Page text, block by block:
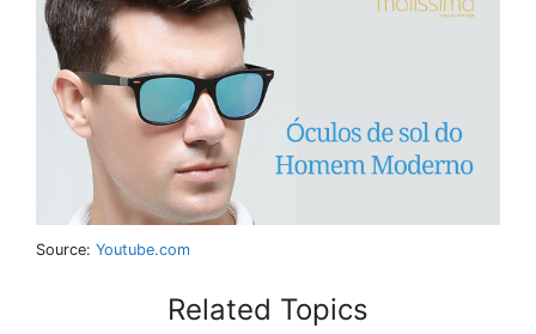
Source: Youtube.com
Related Topics